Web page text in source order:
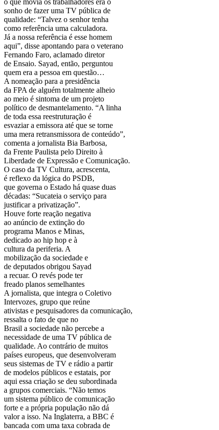
sonho de fazer uma TV pública de
qualidade: “Talvez o senhor tenha
como referência uma calculadora.
Já a nossa referência é esse homem
aqui”, disse apontando para o veterano
Fernando Faro, aclamado diretor
de Ensaio. Sayad, então, perguntou
quem era a pessoa em questão…
A nomeação para a presidência
da FPA de alguém totalmente alheio
ao meio é sintoma de um projeto
político de desmantelamento. “A linha
de toda essa reestruturação é
esvaziar a emissora até que se torne
uma mera retransmissora de conteúdo”,
comenta a jornalista Bia Barbosa,
da Frente Paulista pelo Direito à
Liberdade de Expressão e Comunicação.
O caso da TV Cultura, acrescenta,
é reflexo da lógica do PSDB,
que governa o Estado há quase duas
décadas: “Sucateia o serviço para
justificar a privatização”.
Houve forte reação negativa
ao anúncio de extinção do
programa Manos e Minas,
dedicado ao hip hop e à
cultura da periferia. A
mobilização da sociedade e
de deputados obrigou Sayad
a recuar. O revés pode ter
freado planos semelhantes
A jornalista, que integra o Coletivo
Intervozes, grupo que reúne
ativistas e pesquisadores da comunicação,
ressalta o fato de que no
Brasil a sociedade não percebe a
necessidade de uma TV pública de
qualidade. Ao contrário de muitos
países europeus, que desenvolveram
seus sistemas de TV e rádio a partir
de modelos públicos e estatais, por
aqui essa criação se deu subordinada
a grupos comerciais. “Não temos
um sistema público de comunicação
forte e a própria população não dá
valor a isso. Na Inglaterra, a BBC é
bancada com uma taxa cobrada de